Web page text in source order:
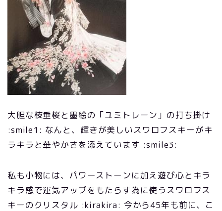
大胆な枝垂桜と墨絵の「ユミトレーン」の打ち掛け
:smile1: なんと、輝きが美しいスワロフスキーがキ
ラキラと華やかさを添えています :smile3:
私も小物には、パワーストーンに加え遊び心とキラ
キラ感で運気アップをもたらす為に使うスワロフス
キーのクリスタル :kirakira: 今から45年も前に、こ